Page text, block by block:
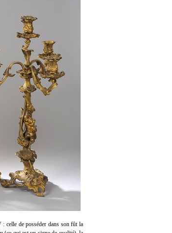
celle de posséder dans son fût la